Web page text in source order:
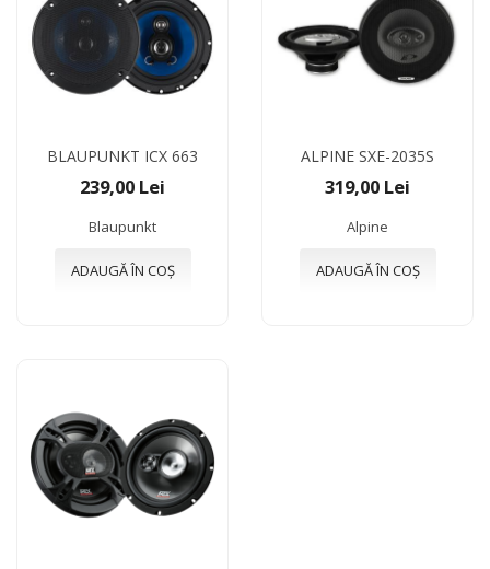
BLAUPUNKT ICX 663
239,00 Lei
Blaupunkt
ADAUGĂ ÎN COȘ
ALPINE SXE-2035S
319,00 Lei
Alpine
ADAUGĂ ÎN COȘ